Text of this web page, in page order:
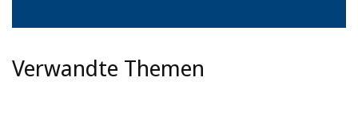
Verwandte Themen